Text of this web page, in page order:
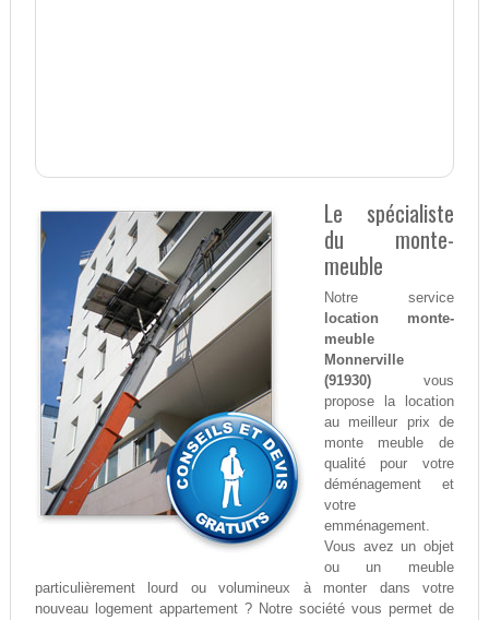
Le spécialiste
du monte-
meuble
Notre service
location monte-
meuble
Monnerville
(91930)vous
propose la location
au meilleur prix de
monte meuble de
qualité pour votre
déménagement et
votre
emménagement.
Vous avez un objet
ou un meuble
particulièrement lourd ou volumineux à monter dans votre
nouveau logement appartement ? Notre société vous permet de